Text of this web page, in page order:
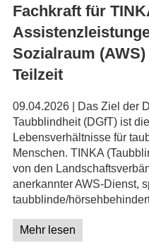
Fachkraft für
Sozialraum
Teilzeit
09.04.2026 | Das Ziel der
Taubblindheit (DGfT) ist
Lebensverhältnisse für
Menschen. TINKA
von den
anerkannter AWS-Dienst,
taubblinde/
Mehr lesen